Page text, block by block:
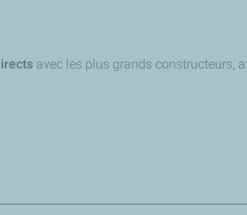
avec les plus grands constructeurs,
l’une de leurs priorités.Un